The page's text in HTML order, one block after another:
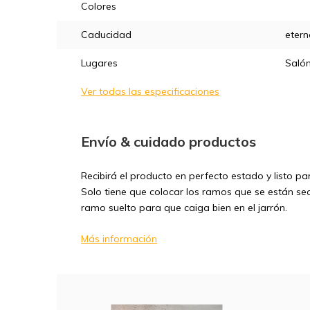
Colores
Caducidad
Lugares
Ver todas las especificaciones
Envío & cuidado productos
Recibirá el producto en perfecto estado y listo
Solo tiene que colocar los ramos que se están
ramo suelto para que caiga bien en el jarrón.
Más información